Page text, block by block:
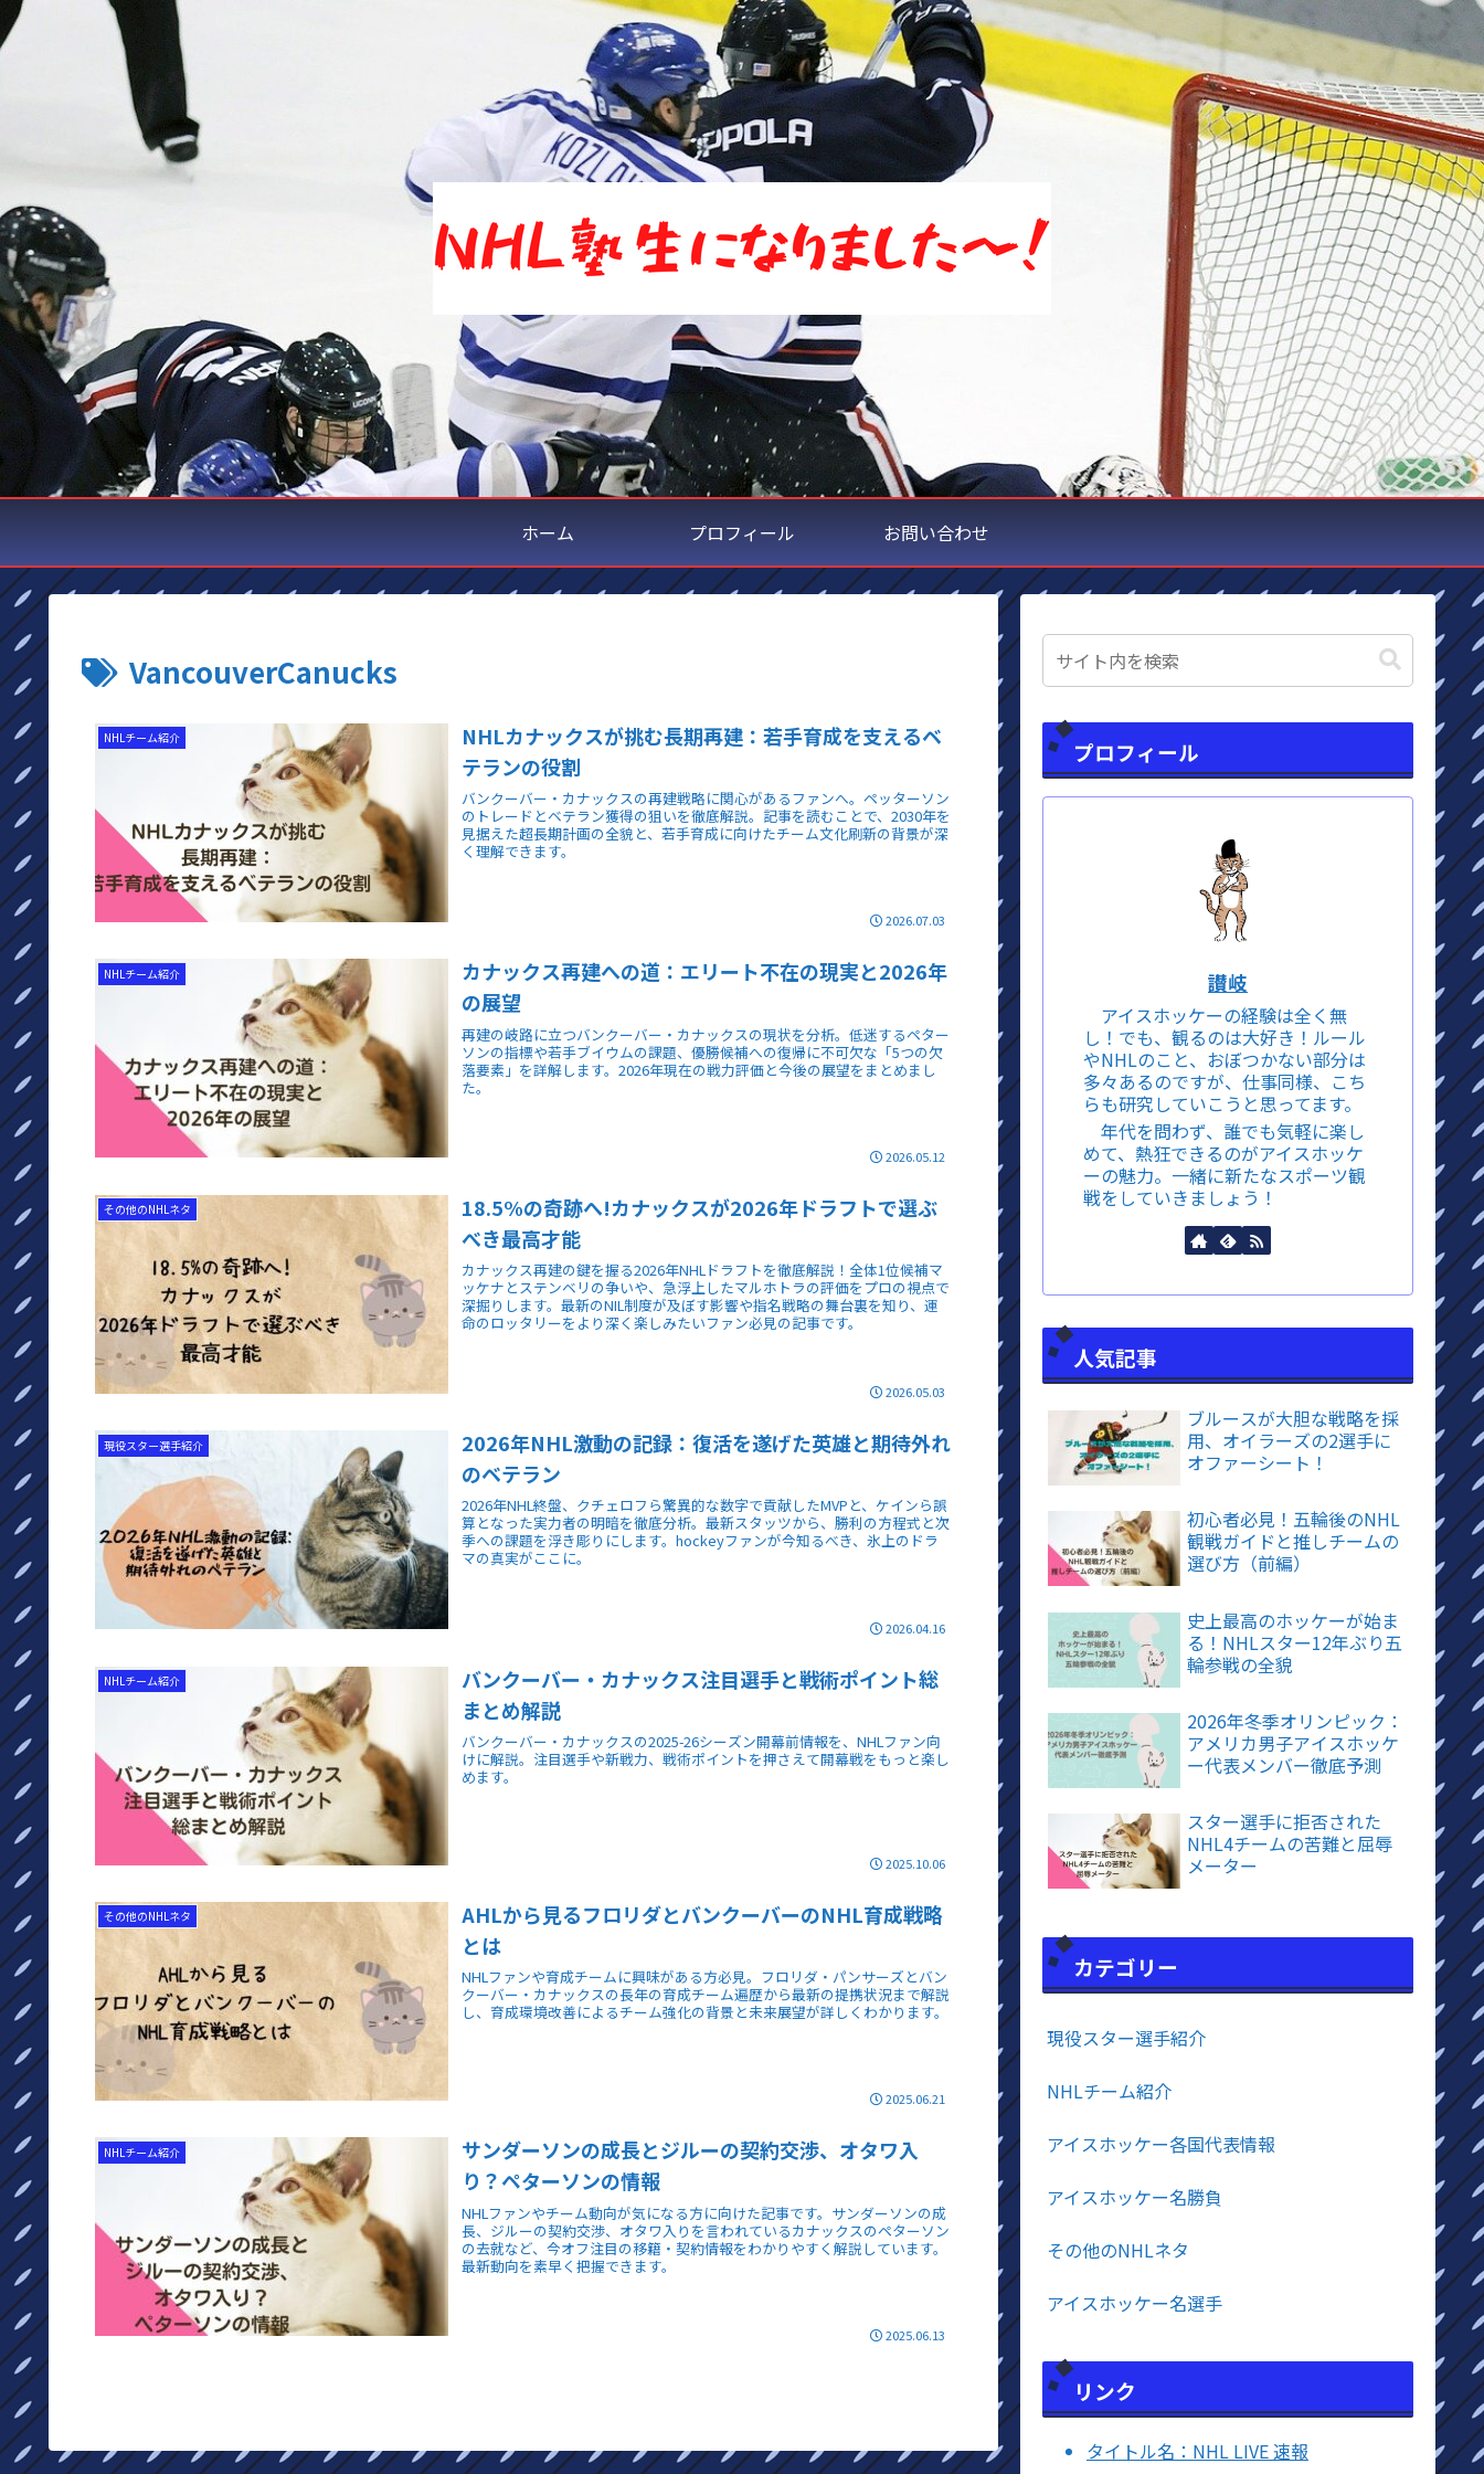
ホーム プロフィール お問い合わせ
VancouverCanucks
NHLチーム紹介
NHLカナックスが挑む長期再建：若手育成を支えるベ
テランの役割
バンクーバー・カナックスの再建戦略に関心があるファンへ。ペッターソン
のトレードとベテラン獲得の狙いを徹底解説。記事を読むことで、2030年を
見据えた超長期計画の全貌と、若手育成に向けたチーム文化刷新の背景が深
く理解できます。
2026.07.03
NHLチーム紹介
カナックス再建への道：エリート不在の現実と2026年
の展望
再建の岐路に立つバンクーバー・カナックスの現状を分析。低迷するペター
ソンの指標や若手ブイウムの課題、優勝候補への復帰に不可欠な「5つの欠
落要素」を詳解します。2026年現在の戦力評価と今後の展望をまとめまし
た。
2026.05.12
その他のNHLネタ
18.5%の奇跡へ!カナックスが2026年ドラフトで選ぶ
べき最高才能
カナックス再建の鍵を握る2026年NHLドラフトを徹底解説！全体1位候補マ
ッケナとステンベリの争いや、急浮上したマルホトラの評価をプロの視点で
深掘りします。最新のNIL制度が及ぼす影響や指名戦略の舞台裏を知り、運
命のロッタリーをより深く楽しみたいファン必見の記事です。
2026.05.03
現役スター選手紹介
2026年NHL激動の記録：復活を遂げた英雄と期待外れ
のベテラン
2026年NHL終盤、クチェロフら驚異的な数字で貢献したMVPと、ケインら誤
算となった実力者の明暗を徹底分析。最新スタッツから、勝利の方程式と次
季への課題を浮き彫りにします。hockeyファンが今知るべき、氷上のドラ
マの真実がここに。
2026.04.16
NHLチーム紹介
バンクーバー・カナックス注目選手と戦術ポイント総
まとめ解説
バンクーバー・カナックスの2025-26シーズン開幕前情報を、NHLファン向
けに解説。注目選手や新戦力、戦術ポイントを押さえて開幕戦をもっと楽し
めます。
2025.10.06
その他のNHLネタ
AHLから見るフロリダとバンクーバーのNHL育成戦略
とは
NHLファンや育成チームに興味がある方必見。フロリダ・パンサーズとバン
クーバー・カナックスの長年の育成チーム遍歴から最新の提携状況まで解説
し、育成環境改善によるチーム強化の背景と未来展望が詳しくわかります。
2025.06.21
NHLチーム紹介
サンダーソンの成長とジルーの契約交渉、オタワ入
り？ペターソンの情報
NHLファンやチーム動向が気になる方に向けた記事です。サンダーソンの成
長、ジルーの契約交渉、オタワ入りを言われているカナックスのペターソン
の去就など、今オフ注目の移籍・契約情報をわかりやすく解説しています。
最新動向を素早く把握できます。
2025.06.13
プロフィール
讃岐
アイスホッケーの経験は全く無
し！でも、観るのは大好き！ルール
やNHLのこと、おぼつかない部分は
多々あるのですが、仕事同様、こち
らも研究していこうと思ってます。
年代を問わず、誰でも気軽に楽し
めて、熱狂できるのがアイスホッケ
ーの魅力。一緒に新たなスポーツ観
戦をしていきましょう！
人気記事
ブルースが大胆な戦略を採
用、オイラーズの2選手に
オファーシート！
初心者必見！五輪後のNHL
観戦ガイドと推しチームの
選び方（前編）
史上最高のホッケーが始ま
る！NHLスター12年ぶり五
輪参戦の全貌
2026年冬季オリンピック：
アメリカ男子アイスホッケ
ー代表メンバー徹底予測
スター選手に拒否された
NHL4チームの苦難と屈辱
メーター
カテゴリー
現役スター選手紹介
NHLチーム紹介
アイスホッケー各国代表情報
アイスホッケー名勝負
その他のNHLネタ
アイスホッケー名選手
リンク
タイトル名：NHL LIVE 速報